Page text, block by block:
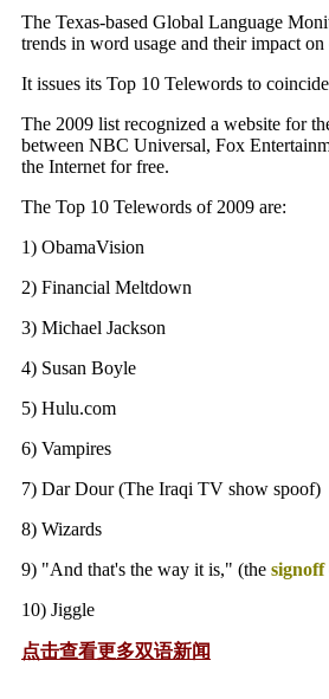
The Texas-based Global Language
trends in word usage and their impact on
It issues its Top 10 Telewords to
The 2009 list recognized a website for
between NBC Universal, Fox
the Internet for free.
The Top 10 Telewords of 2009 are:
1) ObamaVision
2) Financial Meltdown
3) Michael Jackson
4) Susan Boyle
5) Hulu.com
6) Vampires
7) Dar Dour (The Iraqi TV show spoof)
8) Wizards
9) "And that's the way it is," (the signoff
10) Jiggle
点击查看更多双语新闻